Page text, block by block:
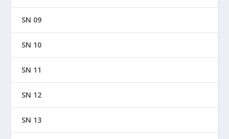
SN 09
SN 10
SN 11
SN 12
SN 13